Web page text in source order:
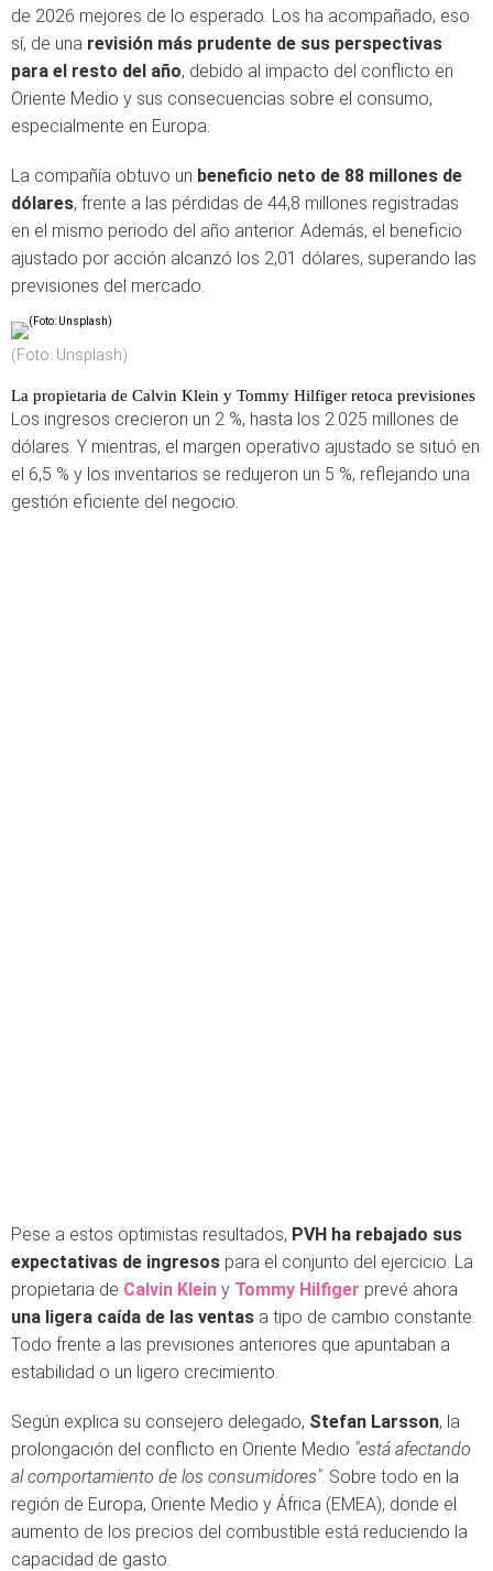
de 2026 mejores de lo esperado. Los ha acompañado, eso
sí, de una revisión más prudente de sus perspectivas
para el resto del año, debido al impacto del conflicto en
Oriente Medio y sus consecuencias sobre el consumo,
especialmente en Europa.
La compañía obtuvo un beneficio neto de 88 millones de
dólares, frente a las pérdidas de 44,8 millones registradas
en el mismo periodo del año anterior. Además, el beneficio
ajustado por acción alcanzó los 2,01 dólares, superando las
previsiones del mercado.
(Foto: Unsplash)
La propietaria de Calvin Klein y Tommy Hilfiger retoca previsiones
Los ingresos crecieron un 2 %, hasta los 2.025 millones de
dólares. Y mientras, el margen operativo ajustado se situó en
el 6,5 % y los inventarios se redujeron un 5 %, reflejando una
gestión eficiente del negocio.
Pese a estos optimistas resultados, PVH ha rebajado sus
expectativas de ingresos para el conjunto del ejercicio. La
propietaria de Calvin Klein y Tommy Hilfiger prevé ahora
una ligera caída de las ventas a tipo de cambio constante.
Todo frente a las previsiones anteriores que apuntaban a
estabilidad o un ligero crecimiento.
Según explica su consejero delegado, Stefan Larsson, la
prolongación del conflicto en Oriente Medio "está afectando
al comportamiento de los consumidores". Sobre todo en la
región de Europa, Oriente Medio y África (EMEA), donde el
aumento de los precios del combustible está reduciendo la
capacidad de gasto.